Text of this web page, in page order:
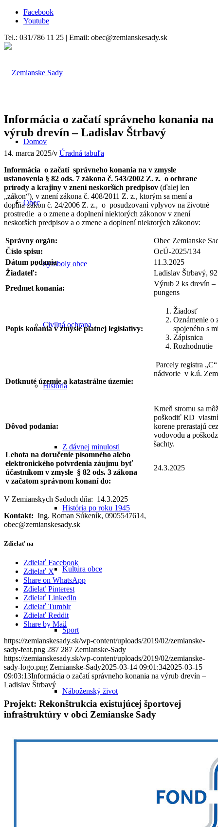
Facebook
Youtube
Tel.: 031/786 11 25 | Email: obec@zemianskesady.sk
Domov
Obec
Symboly obce
Civilná ochrana
História
Z dávnej minulosti
História po roku 1945
Kultúra obce
Šport
Náboženský život
Informácia o začatí správneho konania na
výrub drevín – Ladislav Štrbavý
14. marca 2025/v Úradná tabuľa
Informácia o začatí správneho konania na v zmysle
ustanovenia § 82 ods. 7 zákona č. 543/2002 Z. z. o ochrane
prírody a krajiny v znení neskorších predpisov (ďalej len
„zákon“), v znení zákona č. 408/2011 Z. z., ktorým sa mení a
dopĺňa zákon č. 24/2006 Z. z., o posudzovaní vplyvov na životné
prostredie a o zmene a doplnení niektorých zákonov v znení
neskorších predpisov a o zmene a doplnení niektorých zákonov:
Správny orgán:
Obec Zemianske
Číslo spisu:
OcÚ-2025/134
Dátum podania
11.3.2025
Žiadateľ:
Ladislav Štrbavý,
Predmet konania:
Výrub 2 ks drevín –
pungens
Popis konania v zmysle platnej legislatívy:
Žiadosť
Oznámenie o
spojeného s
Zápisnica
Rozhodnutie
Dotknuté územie a katastrálne územie:
Parcely registra
nádvorie v k.ú.
Dôvod podania:
Kmeň stromu sa
poškodiť RD
korene prerastajú
vodovodu a
šachty.
Lehota na doručenie písomného alebo
elektronického potvrdenia záujmu byť
účastníkom v zmysle § 82 ods. 3 zákona
v začatom správnom konaní do:
24.3.2025
V Zemianskych Sadoch dňa: 14.3.2025
Kontakt: Ing. Roman Súkeník, 0905547614,
obec@zemianskesady.sk
Zdielať na
Zdielať Facebook
Zdielať X
Share on WhatsApp
Zdielať Pinterest
Zdielať LinkedIn
Zdielať Tumblr
Zdielať Reddit
Share by Mail
https://zemianskesady.sk/wp-content/uploads/2019/02/zemianske-
sady-feat.png 287 287 Zemianske-Sady
https://zemianskesady.sk/wp-content/uploads/2019/02/zemianske-
sady-logo.png Zemianske-Sady2025-03-14 09:01:342025-03-15
09:03:13Informácia o začatí správneho konania na výrub drevín –
Ladislav Štrbavý
Projekt: Rekonštrukcia existujúcej športovej
infraštruktúry v obci Zemianske Sady